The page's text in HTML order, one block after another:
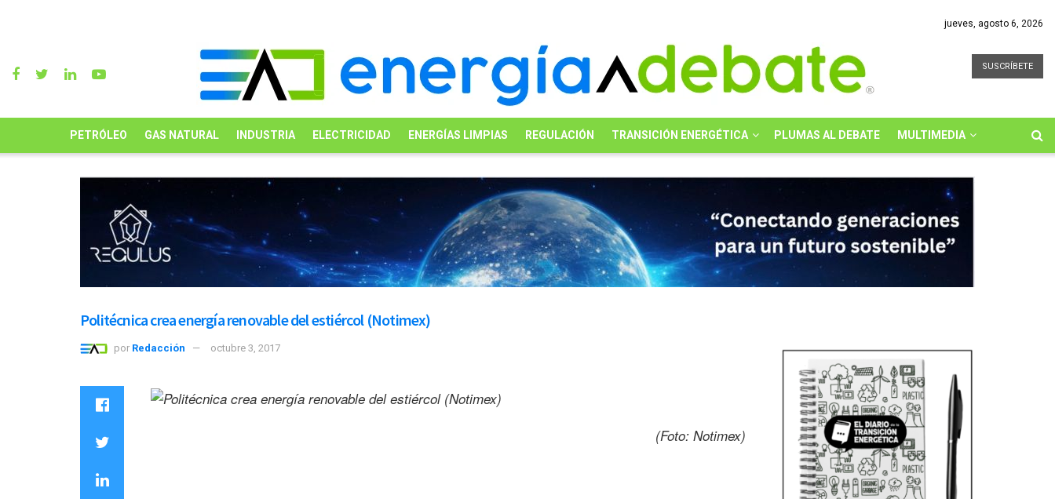
jueves, agosto 6, 2026
SUSCRÍBETE
PETRÓLEO GAS NATURAL INDUSTRIA ELECTRICIDAD ENERGÍAS LIMPIAS REGULACIÓN TRANSICIÓN ENERGÉTICA PLUMAS AL DEBATE MULTIMEDIA
Politécnica crea energía renovable del estiércol (Notimex)
por Redacción octubre 3, 2017
(Foto: Notimex)